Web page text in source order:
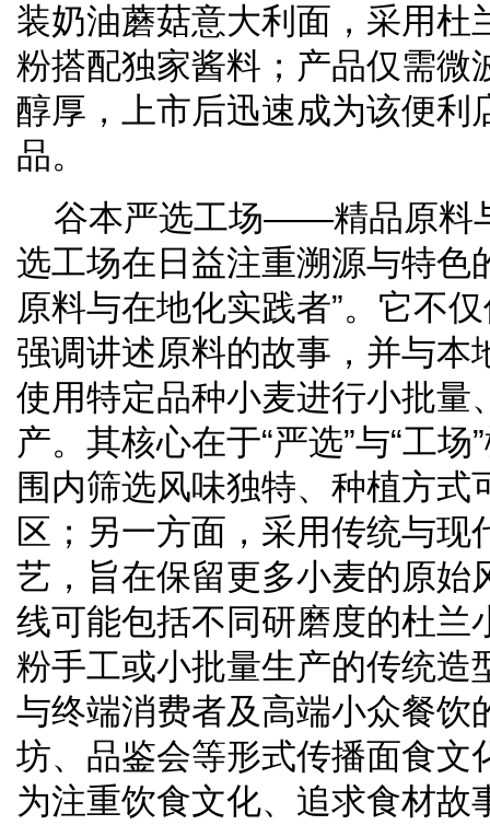
装奶油蘑菇意大利面，采用杜
粉搭配独家酱料；产品仅需微
醇厚，上市后迅速成为该便利
品。
谷本严选工场——精品原料
选工场在日益注重溯源与特色
原料与在地化实践者”。它不
强调讲述原料的故事，并与本
使用特定品种小麦进行小批量
产。其核心在于“严选”与“工
围内筛选风味独特、种植方式
区；另一方面，采用传统与现
艺，旨在保留更多小麦的原始
线可能包括不同研磨度的杜兰
粉手工或小批量生产的传统造
与终端消费者及高端小众餐饮
坊、品鉴会等形式传播面食文
为注重饮食文化、追求食材故